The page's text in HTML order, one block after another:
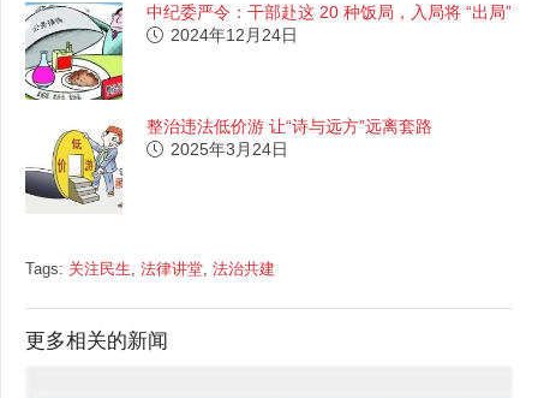
中纪委严令：干部赴这 20 种饭局，入局将 “出局”
2024年12月24日
整治违法低价游 让“诗与远方”远离套路
2025年3月24日
Tags: 关注民生, 法律讲堂, 法治共建
更多相关的新闻